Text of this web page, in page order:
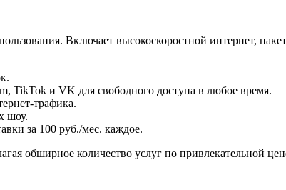
Включает высокоскоростной интернет,
TikTok и VK для свободного доступа в любое время.
трафика.
шоу.
за 100 руб./мес. каждое.
обширное количество услуг по привлекательной